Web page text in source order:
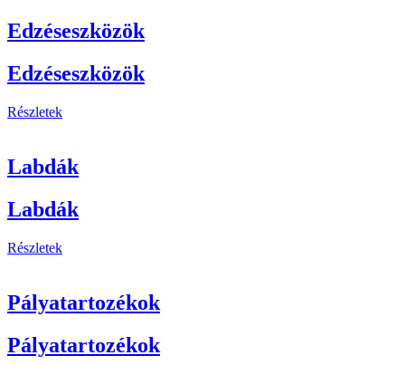
Edzéseszközök
Edzéseszközök
Részletek
Labdák
Labdák
Részletek
Pályatartozékok
Pályatartozékok